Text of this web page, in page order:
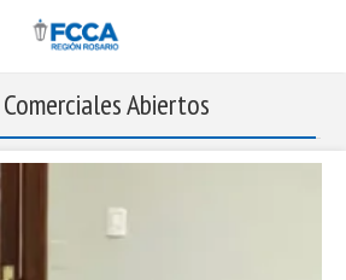
Abiertos